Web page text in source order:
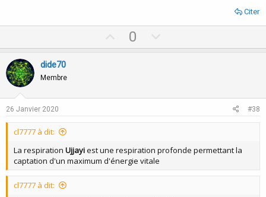
Citer
p
0
o
dide70
Membre
26 Janvier 2020 #38
cl7777 à dit:
La respiration Ujjayiest une respiration profonde permettant la
captation d'un maximum d'énergie vitale
cl7777 à dit: